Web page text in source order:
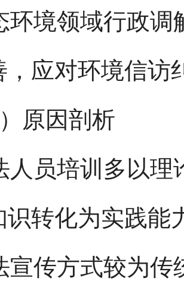
环境领域行政调
，应对环境信访
原因剖析
人员培训多以理
识转化为实践能
宣传方式较为传